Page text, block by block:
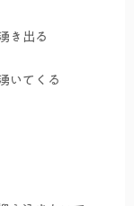
き出る
いてくる